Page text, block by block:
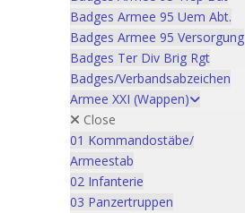
Badges Armee 95 Uem Abt.
Badges Armee 95 Versorgung
Badges Ter Div Brig Rgt
Badges/Verbandsabzeichen
Armee XXI (Wappen)
Close
01 Kommandostäbe/
Armeestab
02 Infanterie
03 Panzertruppen